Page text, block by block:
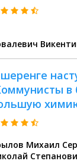
в
Михаил